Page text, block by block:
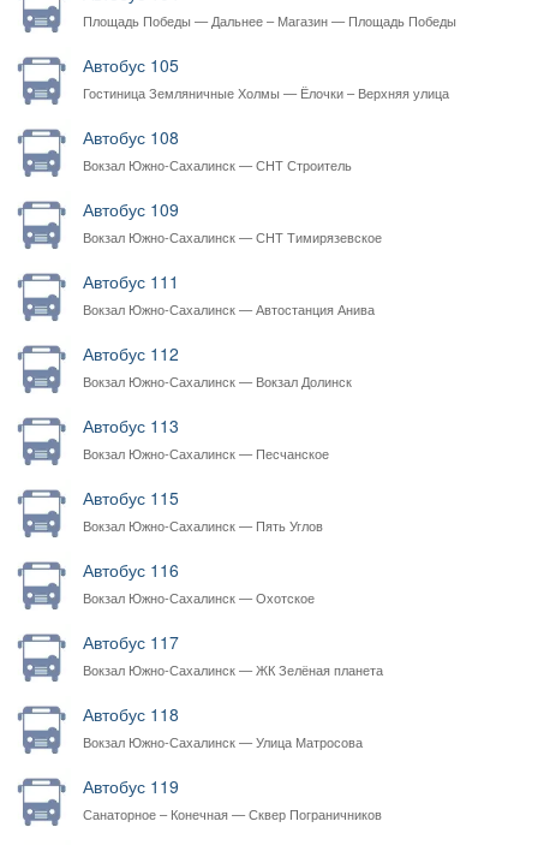
Площадь Победы — Дальнее – Магазин — Площадь Победы
Автобус 105
Гостиница Земляничные Холмы — Ёлочки – Верхняя улица
Автобус 108
Вокзал Южно-Сахалинск — СНТ Строитель
Автобус 109
Вокзал Южно-Сахалинск — СНТ Тимирязевское
Автобус 111
Вокзал Южно-Сахалинск — Автостанция Анива
Автобус 112
Вокзал Южно-Сахалинск — Вокзал Долинск
Автобус 113
Вокзал Южно-Сахалинск — Песчанское
Автобус 115
Вокзал Южно-Сахалинск — Пять Углов
Автобус 116
Вокзал Южно-Сахалинск — Охотское
Автобус 117
Вокзал Южно-Сахалинск — ЖК Зелёная планета
Автобус 118
Вокзал Южно-Сахалинск — Улица Матросова
Автобус 119
Санаторное – Конечная — Сквер Пограничников